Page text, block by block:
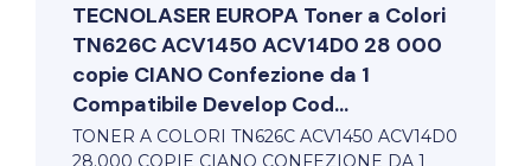
TECNOLASER EUROPA Toner a Colori
TN626C ACV1450 ACV14D0 28 000
copie CIANO Confezione da 1
Compatibile Develop Cod...
TONER A COLORI TN626C ACV1450 ACV14D0
28.000 COPIE CIANO CONFEZIONE DA 1